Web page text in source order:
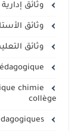
وثائق إدارية
وثائق
وثائق
chimie
collège
Fiches pédagogiques